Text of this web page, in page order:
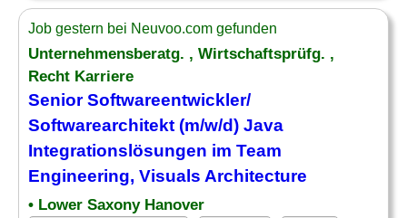
Job gestern bei Neuvoo.com gefunden
Unternehmensberatg. , Wirtschaftsprüfg. ,
Recht Karriere
Senior Softwareentwickler/
Softwarearchitekt (m/w/d) Java
Integrationslösungen im Team
Engineering, Visuals Architecture
• Lower Saxony Hanover